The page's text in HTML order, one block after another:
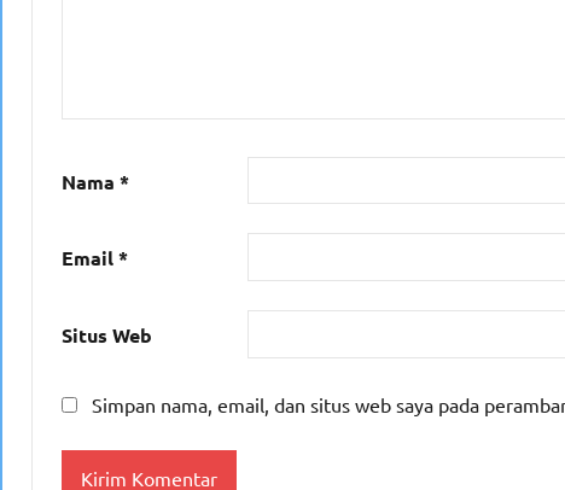
Nama *
Email*
Situs Web
Simpan nama, email, dan situs web saya pada